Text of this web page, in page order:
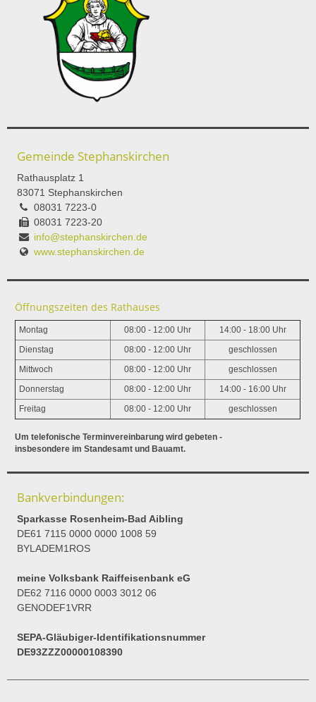
Gemeinde Stephanskirchen
Rathausplatz 1
83071 Stephanskirchen
08031 7223-0
08031 7223-20
info@stephanskirchen.de
www.stephanskirchen.de
Öffnungszeiten des Rathauses
Montag 08:00 - 12:00 Uhr 14:00 - 18:00 Uhr
Dienstag 08:00 - 12:00 Uhr geschlossen
Mittwoch 08:00 - 12:00 Uhr geschlossen
Donnerstag 08:00 - 12:00 Uhr 14:00 - 16:00 Uhr
Freitag 08:00 - 12:00 Uhr geschlossen
Um telefonische Terminvereinbarung wird gebeten -
insbesondere im Standesamt und Bauamt.
Bankverbindungen:
Sparkasse Rosenheim-Bad Aibling
DE61 7115 0000 0000 1008 59
BYLADEM1ROS
meine Volksbank Raiffeisenbank eG
DE62 7116 0000 0003 3012 06
GENODEF1VRR
SEPA-Gläubiger-Identifikationsnummer
DE93ZZZ00000108390